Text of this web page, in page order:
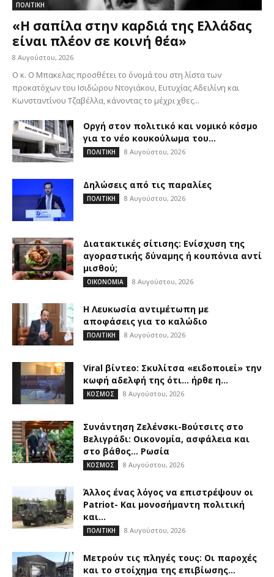
ΠΟΛΙΤΙΚΗ
«Η σαπίλα στην καρδιά της Ελλάδας
είναι πλέον σε κοινή θέα»
8 Αυγούστου, 2026
Ο κ. Ο Μπακελας προσθέτει το όνομά του στη λίστα των
προκατόχων του Ισιδώρου Ντογιάκου, Ευτυχίας Αδειλίνη και
Κωνσταντίνου Τζαβέλλα, κάνοντας το μέχρι χθες...
Οργή στον πολιτικό και νομικό κόσμο
για το νέο κουκούλωμα του...
ΠΟΛΙΤΙΚΗ 8 Αυγούστου, 2026
Δηλώσεις από τις παραλίες
ΠΟΛΙΤΙΚΗ 8 Αυγούστου, 2026
Διατακτικές σίτισης: Ενίσχυση της
αγοραστικής δύναμης ή κουπόνια αντί
μισθού;
ΟΙΚΟΝΟΜΙΑ 8 Αυγούστου, 2026
Η Λευκωσία αντιμέτωπη με
αποφάσεις για το καλώδιο
ΠΟΛΙΤΙΚΗ 8 Αυγούστου, 2026
Viral βίντεο: Σκυλίτσα «ειδοποιεί» την
κωφή αδελφή της ότι… ήρθε η...
ΚΟΣΜΟΣ 8 Αυγούστου, 2026
Συνάντηση Ζελένσκι-Βούτσιτς στο
Βελιγράδι: Οικονομία, ασφάλεια και
στο βάθος… Ρωσία
ΚΟΣΜΟΣ 8 Αυγούστου, 2026
Άλλος ένας λόγος να επιστρέψουν οι
Patriot- Και μονοσήμαντη πολιτική
και...
ΠΟΛΙΤΙΚΗ 8 Αυγούστου, 2026
Μετρούν τις πληγές τους: Οι παροχές
και το στοίχημα της επιβίωσης...